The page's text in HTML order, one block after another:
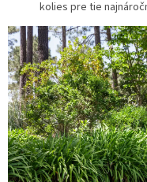
kolies pre tie